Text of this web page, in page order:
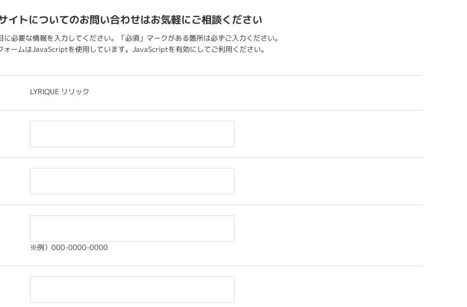
イトについてのお問い合わせはお気軽にご相談ください
に必要な情報を入力してください。「必須」マークがある箇所は必ずご入力ください。
ォームはJavaScriptを使用しています。JavaScriptを有効にしてご利用ください。
LYRIQUE リリック
※例）000-0000-0000